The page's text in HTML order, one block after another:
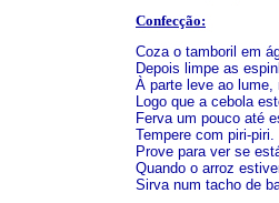
Confecção:
Coza o tamboril em
Depois limpe as
À parte leve ao
Logo que a cebola
Ferva um pouco até
Tempere com piri-piri.
Prove para ver se
Quando o arroz
Sirva num tacho de